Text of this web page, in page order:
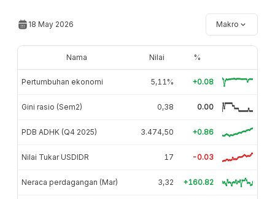
18 May 2026 Makro
Nama Nilai %
Pertumbuhan ekonomi 5,11% +0.08
Gini rasio (Sem2) 0,38 0.00
PDB ADHK (Q4 2025) 3.474,50 +0.86
Nilai Tukar USDIDR 17 -0.03
Neraca perdagangan (Mar) 3,32 +160.82